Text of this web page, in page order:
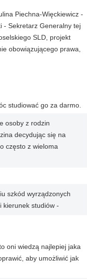
Piechna-Więckiewicz -
- Sekretarz Generalny tej
SLD, projekt
obowiązującego prawa,
studiować go za darmo.
osoby z rodzin
decydując się na
często z wieloma
szkód wyrządzonych
kierunek studiów -
oni wiedzą najlepiej jaka
aby umożliwić jak